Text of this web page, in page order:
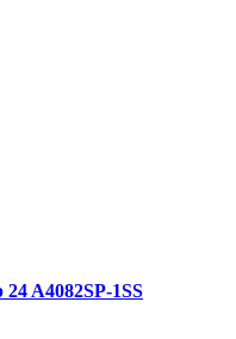
A4082SP-1SS